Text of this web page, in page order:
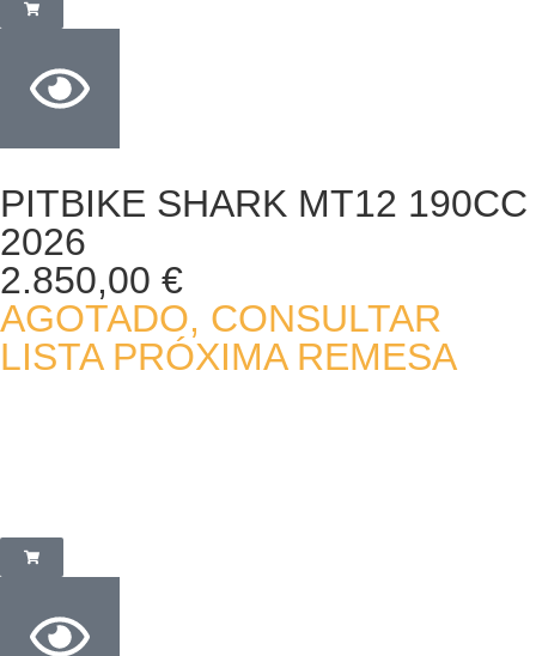
PITBIKE SHARK MT12 190CC
2026
2.850,00 €
AGOTADO, CONSULTAR
LISTA PRÓXIMA REMESA